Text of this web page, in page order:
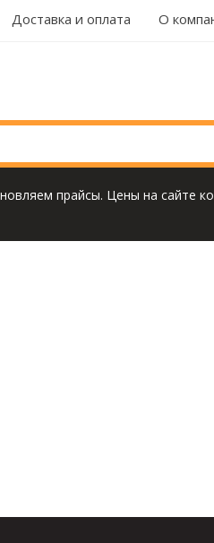
Доставка и оплата О
прайсы. Цены на сайте